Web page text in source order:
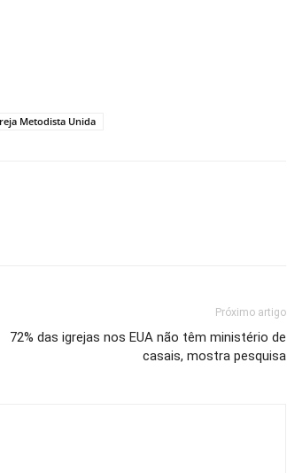
Metodista Unida
Próximo artigo
72% das igrejas nos EUA não têm ministério de
casais, mostra pesquisa